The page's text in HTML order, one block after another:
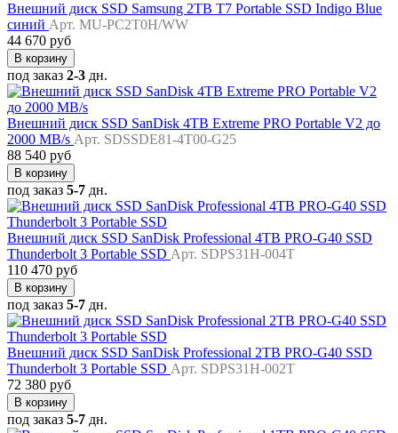
Внешний диск SSD Samsung 2TB T7 Portable SSD Indigo Blue
синий Арт. MU-PC2T0H/WW
44 670 руб
В корзину
под заказ 2-3 дн.
Внешний диск SSD SanDisk 4TB Extreme PRO Portable V2 до
2000 MB/s Арт. SDSSDE81-4T00-G25
88 540 руб
В корзину
под заказ 5-7 дн.
Внешний диск SSD SanDisk Professional 4TB PRO-G40 SSD
Thunderbolt 3 Portable SSD Арт. SDPS31H-004T
110 470 руб
В корзину
под заказ 5-7 дн.
Внешний диск SSD SanDisk Professional 2TB PRO-G40 SSD
Thunderbolt 3 Portable SSD Арт. SDPS31H-002T
72 380 руб
В корзину
под заказ 5-7 дн.